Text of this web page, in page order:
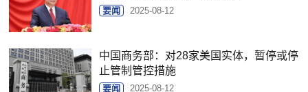
要闻 2025-08-12
中国商务部：对28家美国实体，暂停或停
止管制管控措施
要闻 2025-08-12